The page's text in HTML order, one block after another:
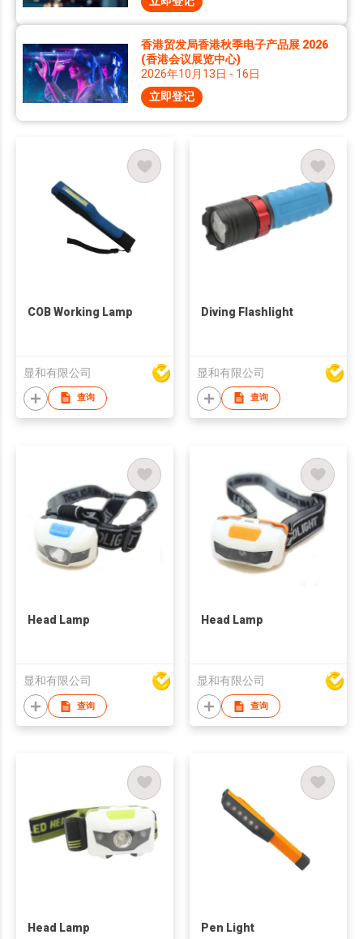
香港贸发局香港秋季电子产品展 2026
(香港会议展览中心)
2026年10月13日 - 16日
立即登记
COB Working Lamp
显和有限公司
查询
Diving Flashlight
显和有限公司
查询
Head Lamp
显和有限公司
查询
Head Lamp
显和有限公司
查询
Head Lamp Pen Light